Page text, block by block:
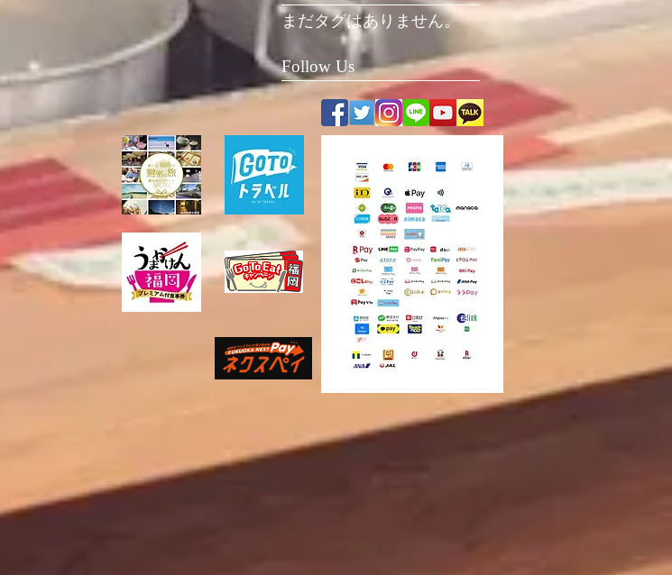
まだタグはありません。
Follow Us